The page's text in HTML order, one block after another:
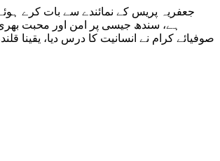
جعفریہ پریس کے نمائندے سے بات کرے
ہے، سندھ جیسی پر امن اور محبت
صوفیائے کرام نے انسانیت کا درس دیا، یقینا